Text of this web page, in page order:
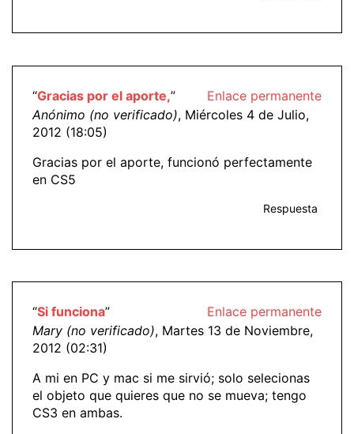
Enlace permanente
“Gracias por el aporte,”
Anónimo (no verificado), Miércoles 4 de Julio,
2012 (18:05)
Gracias por el aporte, funcionó perfectamente
en CS5
Respuesta
Enlace permanente
“Si funciona”
Mary (no verificado), Martes 13 de Noviembre,
2012 (02:31)
A mi en PC y mac si me sirvió; solo selecionas
el objeto que quieres que no se mueva; tengo
CS3 en ambas.